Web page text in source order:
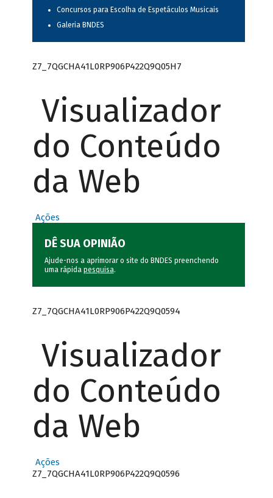
Concursos para Escolha de Espetáculos Musicais
Galeria BNDES
Z7_7QGCHA41L0RP906P422Q9Q05H7
Visualizador
do Conteúdo
da Web
Ações
DÊ SUA OPINIÃO
Ajude-nos a aprimorar o site do BNDES preenchendo
uma rápida pesquisa.
Z7_7QGCHA41L0RP906P422Q9Q0594
Visualizador
do Conteúdo
da Web
Ações
Z7_7QGCHA41L0RP906P422Q9Q0596